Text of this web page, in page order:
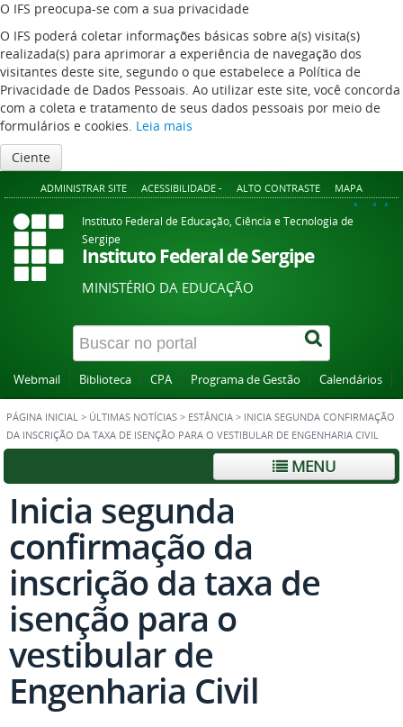
O IFS preocupa-se com a sua privacidade
O IFS poderá coletar informações básicas sobre a(s) visita(s)
realizada(s) para aprimorar a experiência de navegação dos
visitantes deste site, segundo o que estabelece a Política de
Privacidade de Dados Pessoais. Ao utilizar este site, você concorda
com a coleta e tratamento de seus dados pessoais por meio de
formulários e cookies. Leia mais
Ciente
ADMINISTRAR SITE ACESSIBILIDADE - ALTO CONTRASTE MAPA
A+ A A-
Instituto Federal de Educação, Ciência e Tecnologia de
Sergipe
Instituto Federal de Sergipe
MINISTÉRIO DA EDUCAÇÃO
Webmail Biblioteca CPA Programa de Gestão Calendários
PÁGINA INICIAL > ÚLTIMAS NOTÍCIAS > ESTÂNCIA > INICIA SEGUNDA CONFIRMAÇÃO
DA INSCRIÇÃO DA TAXA DE ISENÇÃO PARA O VESTIBULAR DE ENGENHARIA CIVIL
MENU
Inicia segunda
confirmação da
inscrição da taxa de
isenção para o
vestibular de
Engenharia Civil